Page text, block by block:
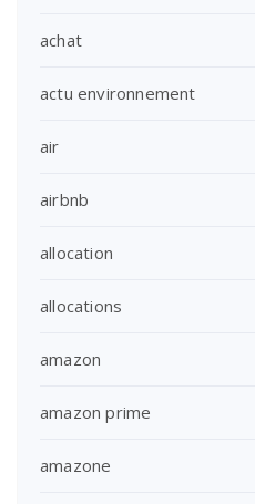
achat
actu environnement
air
airbnb
allocation
allocations
amazon
amazon prime
amazone